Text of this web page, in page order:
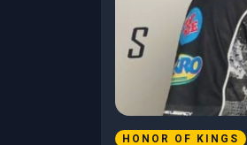
HONOR OF KINGS